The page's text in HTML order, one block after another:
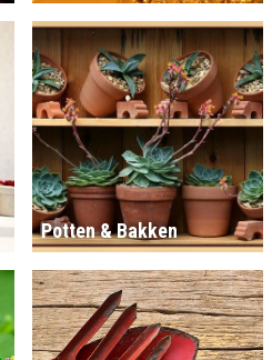
Potten & Bakken